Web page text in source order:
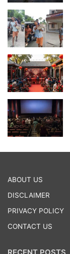
ABOUT US
DISCLAIMER
PRIVACY POLICY
CONTACT US